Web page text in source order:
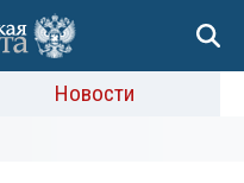
Новости